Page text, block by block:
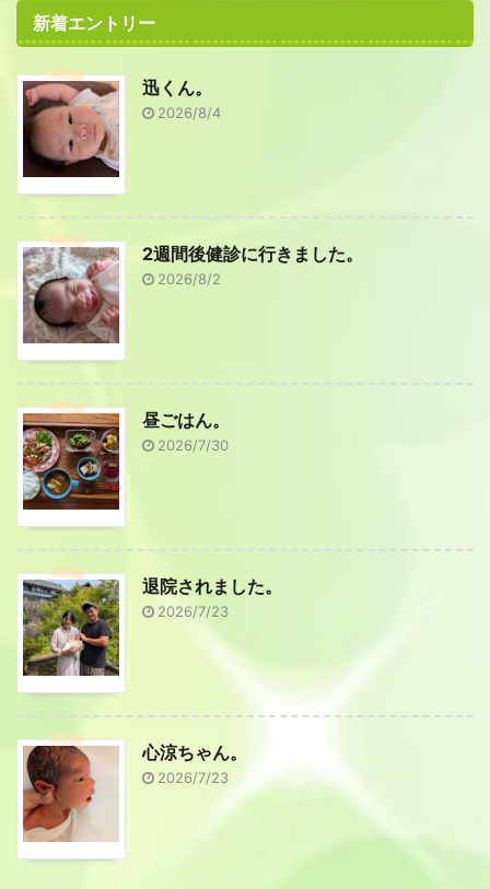
新着エントリー
迅くん。
2026/8/4
2週間後健診に行きました。
2026/8/2
昼ごはん。
2026/7/30
退院されました。
2026/7/23
心涼ちゃん。
2026/7/23